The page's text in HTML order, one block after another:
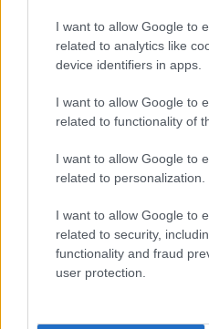
I want to allow Google to
related to analytics like
device identifiers in apps.
I want to allow Google to
related to functionality of
I want to allow Google to
related to personalization.
I want to allow Google to
related to security,
functionality and fraud
user protection.
strutturalmente
nella carriera, viene
della discrezionalità
desideroso di porre il
dell’esecutivo”. Parole
La confusione
carriere
Infine, l’ultima tesi: